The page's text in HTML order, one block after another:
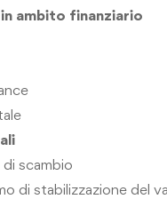
in ambito finanziario
di scambio
di stabilizzazione del